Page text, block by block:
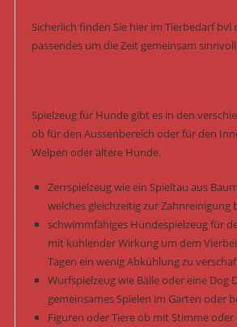
Sicherlich finden Sie hier im Tierbedarf bvl
passendes um die Zeit gemeinsam
Spielzeug für Hunde gibt es in den
ob für den Aussenbereich oder für den
Welpen oder ältere Hunde.
Zerrspielzeug wie ein Spieltau aus
welches gleichzeitig zur Zahnreinigung
schwimmfähiges Hundespielzeug für
mit kühlender Wirkung um dem
Tagen ein wenig Abkühlung zu
Wurfspielzeug wie Bälle oder eine Dog
gemeinsames Spielen im Garten oder
Figuren oder Tiere ob mit Stimme oder